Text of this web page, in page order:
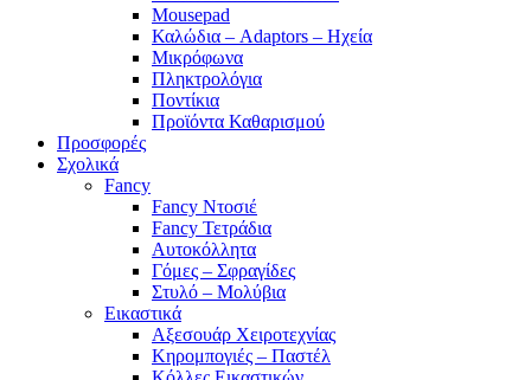
Mousepad
Καλώδια – Adaptors – Ηχεία
Μικρόφωνα
Πληκτρολόγια
Ποντίκια
Προϊόντα Καθαρισμού
Προσφορές
Σχολικά
Fancy
Fancy Ντοσιέ
Fancy Τετράδια
Αυτοκόλλητα
Γόμες – Σφραγίδες
Στυλό – Μολύβια
Εικαστικά
Αξεσουάρ Χειροτεχνίας
Κηρομπογιές – Παστέλ